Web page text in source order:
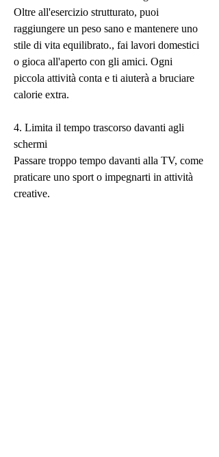
Oltre all'esercizio strutturato, puoi
raggiungere un peso sano e mantenere uno
stile di vita equilibrato., fai lavori domestici
o gioca all'aperto con gli amici. Ogni
piccola attività conta e ti aiuterà a bruciare
calorie extra.
4. Limita il tempo trascorso davanti agli
schermi
Passare troppo tempo davanti alla TV, come
praticare uno sport o impegnarti in attività
creative.